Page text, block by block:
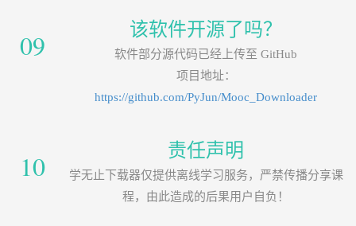
09 该软件开源了吗？
软件部分源代码已经上传至 GitHub
项目地址：
https://github.com/PyJun/Mooc_Downloader
10 责任声明
学无止下载器仅提供离线学习服务，严禁传播分享课
程，由此造成的后果用户自负！